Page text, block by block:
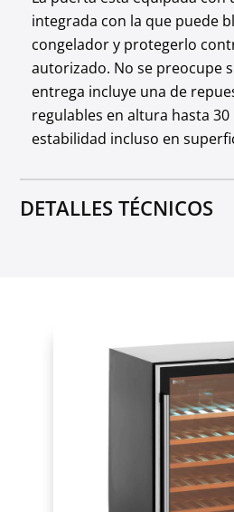
integrada con la que puede
congelador y protegerlo
autorizado. No se preocupe
entrega incluye una de
regulables en altura hasta
estabilidad incluso en
DETALLES TÉCNICOS
Temperatura de